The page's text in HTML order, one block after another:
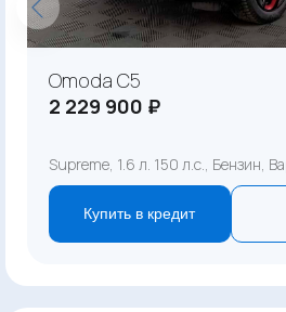
Omoda C5
2 229 900 ₽
Supreme, 1.6 л. 150 л.с., Бензин,
Купить в кредит